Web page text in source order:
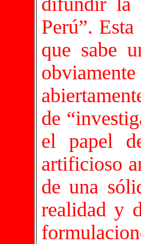
Perú”.
que sabe
de
el papel
artificioso
de una
realidad y